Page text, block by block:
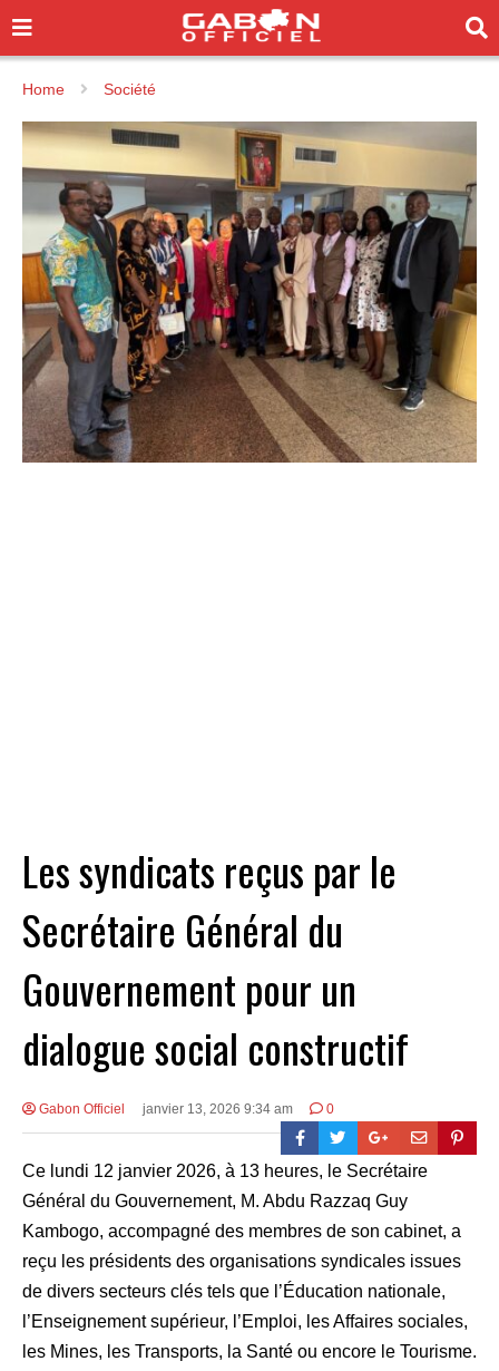
Home Société
Les syndicats reçus par le
Secrétaire Général du
Gouvernement pour un
dialogue social constructif
Gabon Officiel janvier 13, 2026 9:34 am 0
Ce lundi 12 janvier 2026, à 13 heures, le Secrétaire
Général du Gouvernement, M. Abdu Razzaq Guy
Kambogo, accompagné des membres de son cabinet, a
reçu les présidents des organisations syndicales issues
de divers secteurs clés tels que l’Éducation nationale,
l’Enseignement supérieur, l’Emploi, les Affaires sociales,
les Mines, les Transports, la Santé ou encore le Tourisme.